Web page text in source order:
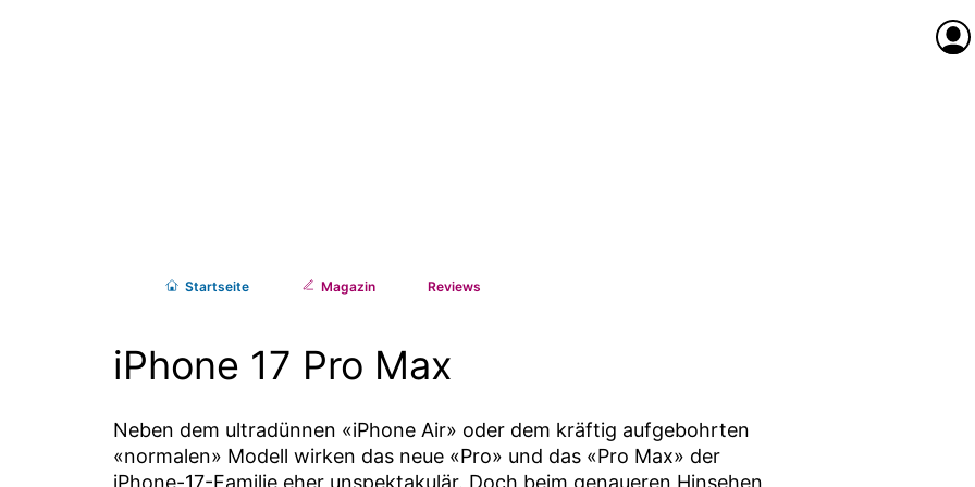
Startseite Magazin Reviews
iPhone 17 Pro Max
Neben dem ultradünnen «iPhone Air» oder dem kräftig aufgebohrten
«normalen» Modell wirken das neue «Pro» und das «Pro Max» der
iPhone-17-Familie eher unspektakulär. Doch beim genaueren Hinsehen